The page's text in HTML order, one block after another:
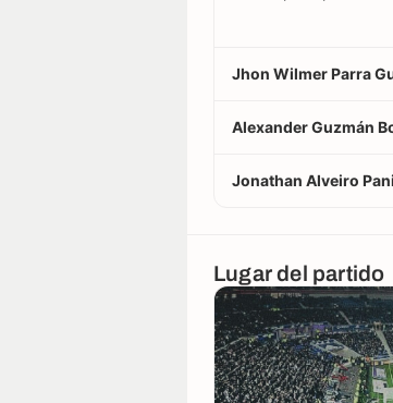
Jhon Wilmer Parra
Alexander Guzmán
Jonathan Alveiro
Lugar del partido